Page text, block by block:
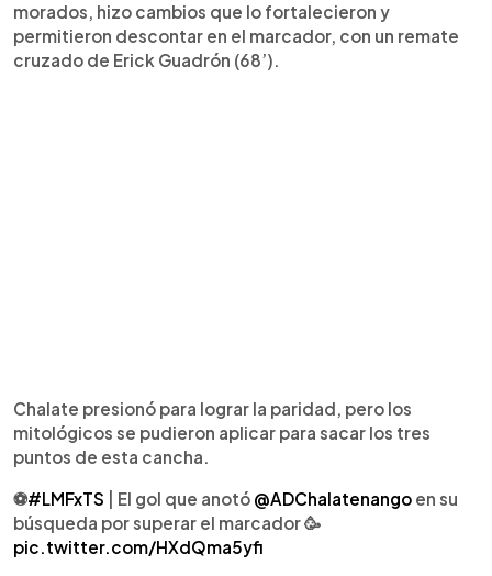
morados, hizo cambios que lo fortalecieron y
permitieron descontar en el marcador, con un remate
cruzado de Erick Guadrón (68’).
Chalate presionó para lograr la paridad, pero los
mitológicos se pudieron aplicar para sacar los tres
puntos de esta cancha.
⚽️#LMFxTS | El gol que anotó @ADChalatenango en su
búsqueda por superar el marcador 🥳
pic.twitter.com/HXdQma5yfi